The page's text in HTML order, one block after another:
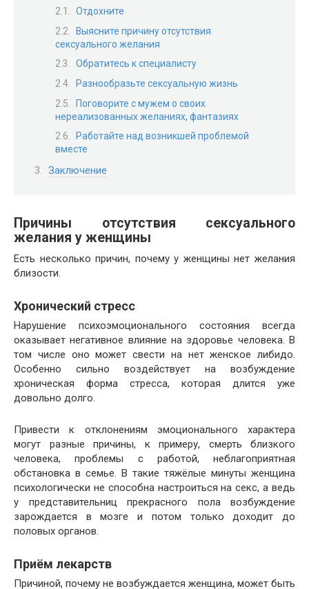
Отдохните
Выясните причину отсутствия
сексуального желания
Обратитесь к специалисту
Разнообразьте сексуальную жизнь
Поговорите с мужем о своих
нереализованных желаниях, фантазиях
Работайте над возникшей проблемой
вместе
Заключение
Причины отсутствия сексуального
желания у женщины
Есть несколько причин, почему у женщины нет желания
близости.
Хронический стресс
Нарушение психоэмоционального состояния всегда
оказывает негативное влияние на здоровье человека. В
том числе оно может свести на нет женское либидо.
Особенно сильно воздействует на возбуждение
хроническая форма стресса, которая длится уже
довольно долго.
Привести к отклонениям эмоционального характера
могут разные причины, к примеру, смерть близкого
человека, проблемы с работой, неблагоприятная
обстановка в семье. В такие тяжёлые минуты женщина
психологически не способна настроиться на секс, а ведь
у представительниц прекрасного пола возбуждение
зарождается в мозге и потом только доходит до
половых органов.
Приём лекарств
Причиной, почему не возбуждается женщина, может быть